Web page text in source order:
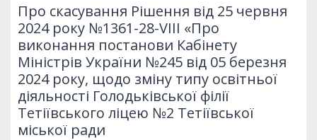
Про скасування Рішення від 25 червня
2024 року №1361-28-VIII «Про
виконання постанови Кабінету
Міністрів України №245 від 05 березня
2024 року, щодо зміну типу освітньої
діяльності Голодьківської філії
Тетіївського ліцею №2 Тетіївської
міської ради